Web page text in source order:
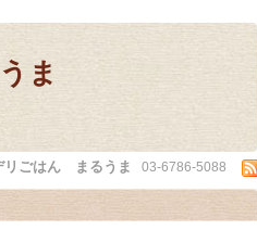
ま
リごはん まるうま 03-6786-5088